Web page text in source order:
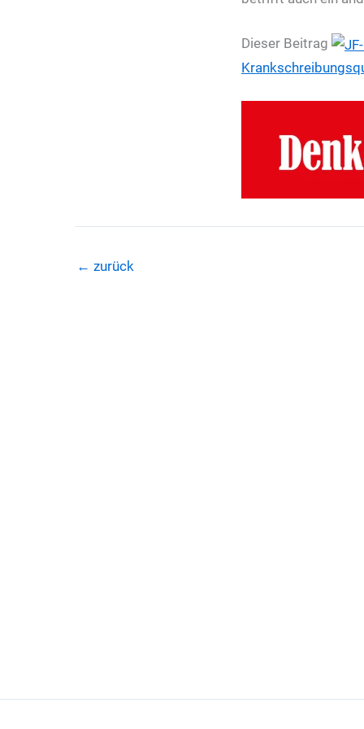
Dieser Beitrag
← zurück